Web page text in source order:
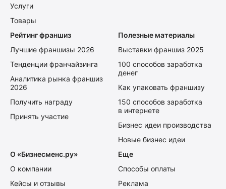
Услуги
Товары
Рейтинг франшиз
Лучшие франшизы 2026
Тенденции франчайзинга
Аналитика рынка франшиз
2026
Получить награду
Принять участие
Полезные материалы
Выставки франшиз 2025
100 способов заработка
денег
Как упаковать франшизу
150 способов заработка
в интернете
Бизнес идеи производства
Новые бизнес идеи
О «Бизнесменс.ру»
О компании
Кейсы и отзывы
Еще
Способы оплаты
Реклама